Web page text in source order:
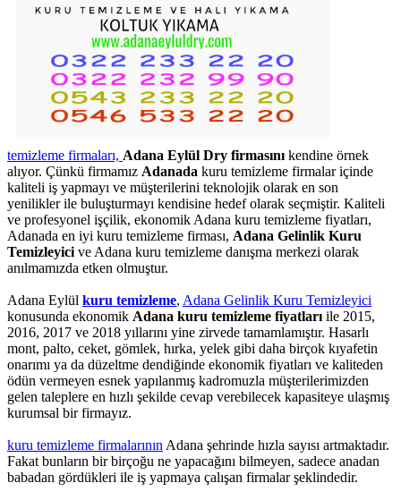
temizleme firmaları, Adana Eylül Dry firmasını kendine örnek
alıyor. Çünkü firmamız Adanada kuru temizleme firmalar içinde
kaliteli iş yapmayı ve müşterilerini teknolojik olarak en son
yenilikler ile buluşturmayı kendisine hedef olarak seçmiştir. Kaliteli
ve profesyonel işçilik, ekonomik Adana kuru temizleme fiyatları,
Adanada en iyi kuru temizleme firması, Adana Gelinlik Kuru
Temizleyici ve Adana kuru temizleme danışma merkezi olarak
anılmamızda etken olmuştur.
Adana Eylül kuru temizleme, Adana Gelinlik Kuru Temizleyici
konusunda ekonomik Adana kuru temizleme fiyatları ile 2015,
2016, 2017 ve 2018 yıllarını yine zirvede tamamlamıştır. Hasarlı
mont, palto, ceket, gömlek, hırka, yelek gibi daha birçok kıyafetin
onarımı ya da düzeltme dendiğinde ekonomik fiyatları ve kaliteden
ödün vermeyen esnek yapılanmış kadromuzla müşterilerimizden
gelen taleplere en hızlı şekilde cevap verebilecek kapasiteye ulaşmış
kurumsal bir firmayız.
kuru temizleme firmalarının Adana şehrinde hızla sayısı artmaktadır.
Fakat bunların bir birçoğu ne yapacağını bilmeyen, sadece anadan
babadan gördükleri ile iş yapmaya çalışan firmalar şeklindedir.